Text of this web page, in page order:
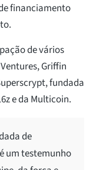
financiamento
de vários
Griffin
fundada
e da Multicoin.
de
um testemunho